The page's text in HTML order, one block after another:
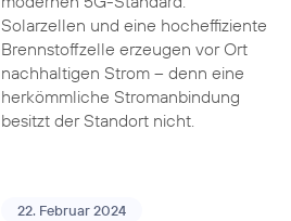
Solarzellen und eine hocheffiziente
Brennstoffzelle erzeugen vor Ort
nachhaltigen Strom – denn eine
herkömmliche Stromanbindung
besitzt der Standort nicht.
22. Februar 2024